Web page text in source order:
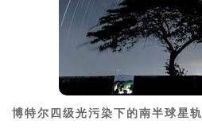
博特尔四级光污染下的南半球星轨